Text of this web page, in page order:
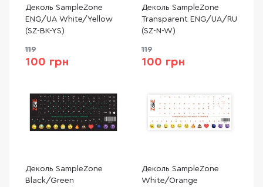
Деколь SampleZone
ENG/UA White/Yellow
(SZ-BK-YS)
119
100 грн
Деколь SampleZone
Transparent ENG/UA/RU
(SZ-N-W)
119
100 грн
Деколь SampleZone
Black/Green
Деколь SampleZone
White/Orange